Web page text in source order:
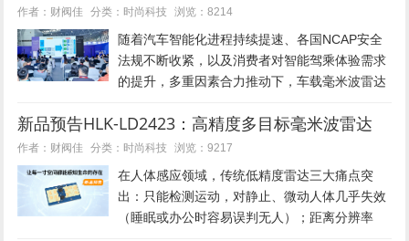
的复杂性、高频环境的严...
作者：财阀佳 分类： 时尚科技 浏览：8214
随着汽车智能化进程持续提速、各国NCAP安全
法规不断收紧，以及消费者对智能驾乘体验需求
的提升，多重因素合力推动下，车载毫米波雷达
少数高配车型的选装部件，逐步演变为L2及以上
车型的标配感知器件。...
新品预告HLK-LD2423：高精度多目标毫米波雷达
作者：财阀佳 分类： 时尚科技 浏览：9217
在人体感应领域，传统低精度雷达三大痛点突
出：只能检测运动，对静止、微动人体几乎失效
（睡眠或办公时容易误判无人）；距离分辨率